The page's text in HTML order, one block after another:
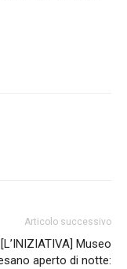
Articolo successivo
[L’INIZIATIVA] Museo
aperto di notte: